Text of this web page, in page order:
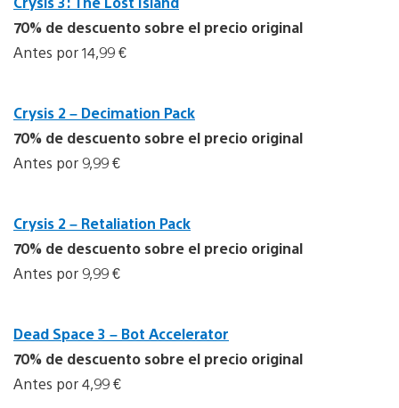
70% de descuento sobre el precio original
Antes por 14,99 €
Crysis 2 – Decimation Pack
70% de descuento sobre el precio original
Antes por 9,99 €
Crysis 2 – Retaliation Pack
70% de descuento sobre el precio original
Antes por 9,99 €
Dead Space 3 – Bot Accelerator
70% de descuento sobre el precio original
Antes por 4,99 €